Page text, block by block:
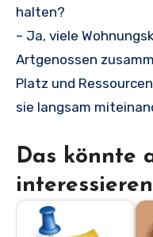
halten?
– Ja, viele
Artgenossen
Platz und
sie langsam
Das könnte